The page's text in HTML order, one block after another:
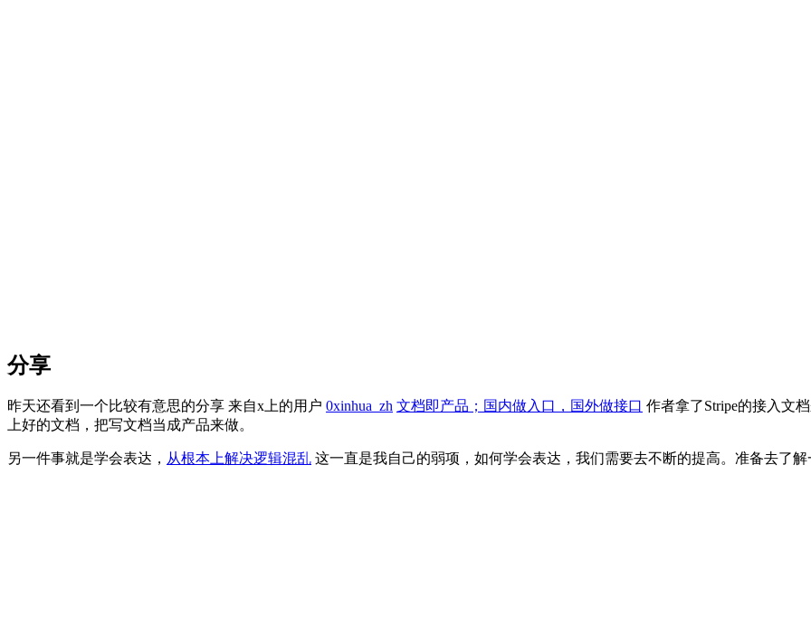
分享
昨天还看到一个比较有意思的分享 来自x上的用户 0xinhua_zh 文档即产品；国内做入口，国外做接口 作者拿了Stripe的接入文
上好的文档，把写文档当成产品来做。
另一件事就是学会表达， 从根本上解决逻辑混乱 这一直是我自己的弱项，如何学会表达，我们需要去不断的提高。准备去了